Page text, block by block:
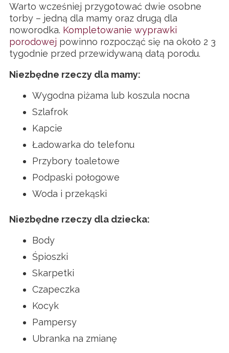
Warto wcześniej przygotować dwie osobne
torby – jedną dla mamy oraz drugą dla
noworodka. Kompletowanie wyprawki
porodowej powinno rozpocząć się na około 2 3
tygodnie przed przewidywaną datą porodu.
Niezbędne rzeczy dla mamy:
Wygodna piżama lub koszula nocna
Szlafrok
Kapcie
Ładowarka do telefonu
Przybory toaletowe
Podpaski połogowe
Woda i przekąski
Niezbędne rzeczy dla dziecka:
Body
Śpioszki
Skarpetki
Czapeczka
Kocyk
Pampersy
Ubranka na zmianę